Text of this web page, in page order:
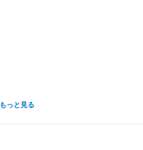
もっと見る